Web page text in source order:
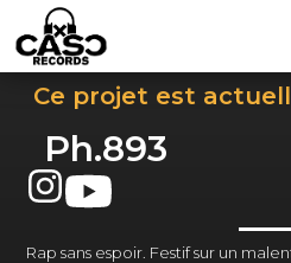
Ce projet est
Ph.893
Rap sans espoir. Festif sur un